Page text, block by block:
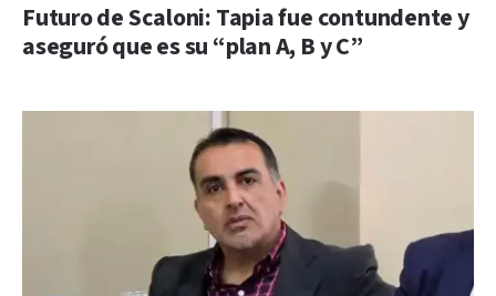
Futuro de Scaloni: Tapia fue contundente y
aseguró que es su “plan A, B y C”